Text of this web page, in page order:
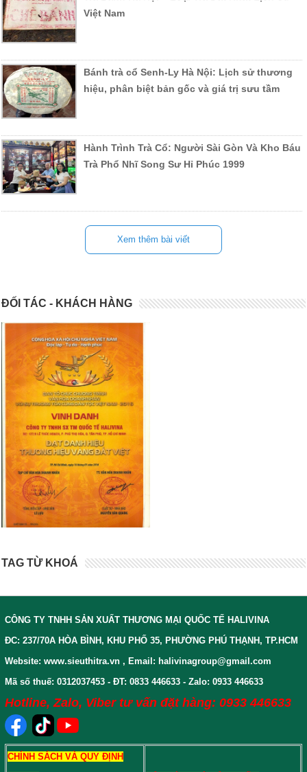
Việt Nam
Bánh trà cổ Senh-Ly Hà Nội: Lịch sử thương
hiệu, phân biệt bản gốc và giá trị sưu tầm
Hành Trình Trà Cổ: Người Sài Gòn Và Kho Báu
Trà Phổ Nhĩ Song Sư Hỉ Phúc 1999
Xem thêm bài viết
ĐỐI TÁC - KHÁCH HÀNG
TAG TỪ KHOÁ
CÔNG TY TNHH SẢN XUẤT THƯƠNG MẠI QUỐC TẾ HALIVINA
ĐC: 237/70A HÒA BÌNH, KHU PHỐ 35, PHƯỜNG PHÚ THẠNH, TP.HCM
Website: www.sieuthitra.vn , Email: halivinagroup@gmail.com
Mã số thuế: 0312037453 - ĐT: 0833 446633 - Zalo: 0933 446633
Hotline, Zalo, Viber tư vấn đặt hàng: 0933 446633
CHÍNH SÁCH VÀ QUY ĐỊNH